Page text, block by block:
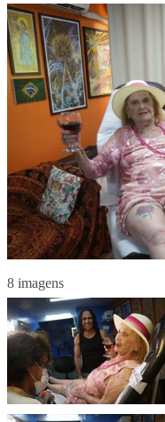
8 imagens